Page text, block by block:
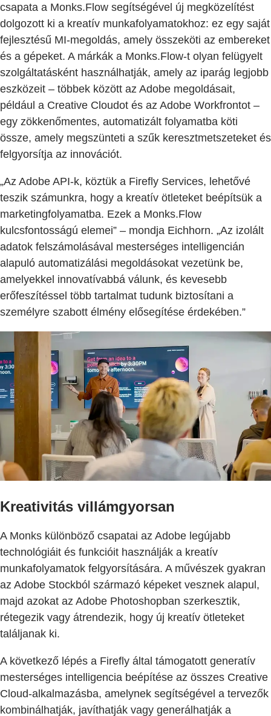
csapata a Monks.Flow segítségével új megközelítést
dolgozott ki a kreatív munkafolyamatokhoz: ez egy saját
fejlesztésű MI-megoldás, amely összeköti az embereket
és a gépeket. A márkák a Monks.Flow-t olyan felügyelt
szolgáltatásként használhatják, amely az iparág legjobb
eszközeit – többek között az Adobe megoldásait,
például a Creative Cloudot és az Adobe Workfrontot –
egy zökkenőmentes, automatizált folyamatba köti
össze, amely megszünteti a szűk keresztmetszeteket és
felgyorsítja az innovációt.
„Az Adobe API-k, köztük a Firefly Services, lehetővé
teszik számunkra, hogy a kreatív ötleteket beépítsük a
marketingfolyamatba. Ezek a Monks.Flow
kulcsfontosságú elemei” – mondja Eichhorn. „Az izolált
adatok felszámolásával mesterséges intelligencián
alapuló automatizálási megoldásokat vezetünk be,
amelyekkel innovatívabbá válunk, és kevesebb
erőfeszítéssel több tartalmat tudunk biztosítani a
személyre szabott élmény elősegítése érdekében.”
Kreativitás villámgyorsan
A Monks különböző csapatai az Adobe legújabb
technológiáit és funkcióit használják a kreatív
munkafolyamatok felgyorsítására. A művészek gyakran
az Adobe Stockból származó képeket vesznek alapul,
majd azokat az Adobe Photoshopban szerkesztik,
rétegezik vagy átrendezik, hogy új kreatív ötleteket
találjanak ki.
A következő lépés a Firefly által támogatott generatív
mesterséges intelligencia beépítése az összes Creative
Cloud-alkalmazásba, amelynek segítségével a tervezők
kombinálhatják, javíthatják vagy generálhatják a